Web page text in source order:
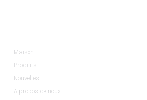
Maison
Produits
Nouvelles
À propos de nous